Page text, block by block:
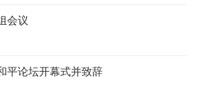
会议
平论坛开幕式并致辞